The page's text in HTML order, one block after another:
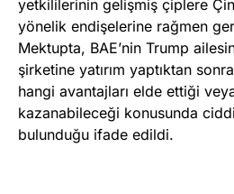
yetkililerinin gelişmiş çiplere
yönelik endişelerine rağmen
Mektupta, BAE’nin Trump
şirketine yatırım yaptıktan
hangi avantajları elde ettiği
kazanabileceği konusunda
bulunduğu ifade edildi.